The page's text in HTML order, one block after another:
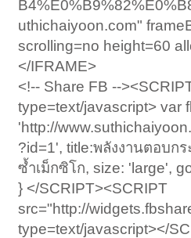
uthichaiyoon.com"
scrolling=no height=60
</IFRAME>
<!-- Share FB --
type=text/javascript> var
'http://
?id=1', title:พลังงานตอบก
ซ้ำเม็กซิโก, size: 'large',
} </SCRIPT><SCRIPT
src="http://
type=text/javascript></